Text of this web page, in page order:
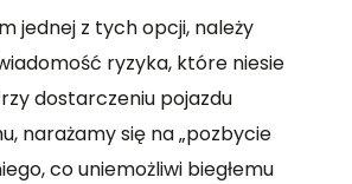
jednej z tych opcji, należy
ryzyka, które niesie
dostarczeniu pojazdu
narażamy się na „pozbycie
co uniemożliwi biegłemu